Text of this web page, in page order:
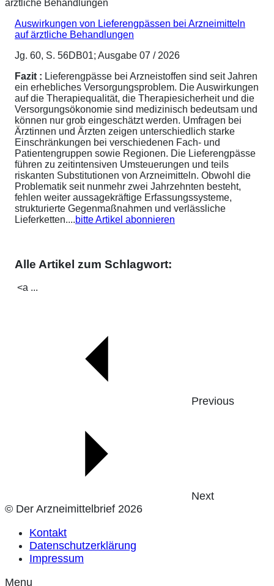
Auswirkungen von Lieferengpässen bei Arzneimitteln
auf ärztliche Behandlungen
Jg. 60, S. 56DB01; Ausgabe 07 / 2026
Fazit : Lieferengpässe bei Arzneistoffen sind seit Jahren
ein erhebliches Versorgungsproblem. Die Auswirkungen
auf die Therapiequalität, die Therapiesicherheit und die
Versorgungsökonomie sind medizinisch bedeutsam und
können nur grob eingeschätzt werden. Umfragen bei
Ärztinnen und Ärzten zeigen unterschiedlich starke
Einschränkungen bei verschiedenen Fach- und
Patientengruppen sowie Regionen. Die Lieferengpässe
führen zu zeitintensiven Umsteuerungen und teils
riskanten Substitutionen von Arzneimitteln. Obwohl die
Problematik seit nunmehr zwei Jahrzehnten besteht,
fehlen weiter aussagekräftige Erfassungssysteme,
strukturierte Gegenmaßnahmen und verlässliche
Lieferketten....bitte Artikel abonnieren
Alle Artikel zum Schlagwort:
<a ...
Previous
Next
© Der Arzneimittelbrief 2026
Kontakt
Datenschutzerklärung
Impressum
Menu